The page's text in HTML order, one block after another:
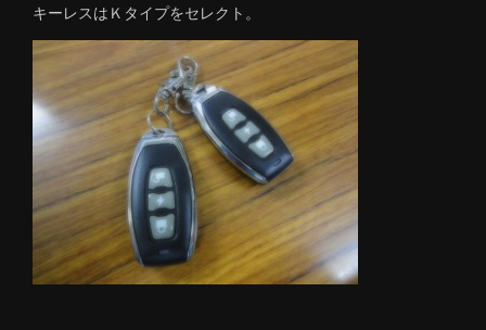
キーレスはＫタイプをセレクト。